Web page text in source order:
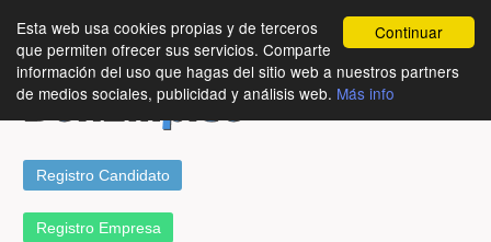
Continuar
Esta web usa cookies propias y de terceros
que permiten ofrecer sus servicios. Comparte
información del uso que hagas del sitio web a nuestros partners
de medios sociales, publicidad y análisis web. Más info
Registro Candidato
Registro Empresa